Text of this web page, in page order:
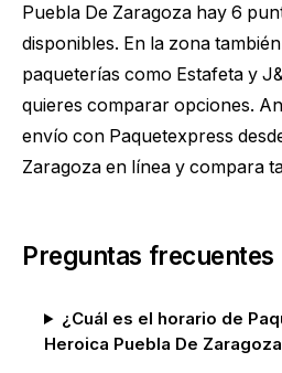
Puebla De Zaragoza hay 6
disponibles. En la zona
paqueterías como Estafeta y
quieres comparar opciones.
envío con Paquetexpress
Zaragoza en línea y compara
Preguntas frecuentes
¿Cuál es el horario de
Heroica Puebla De